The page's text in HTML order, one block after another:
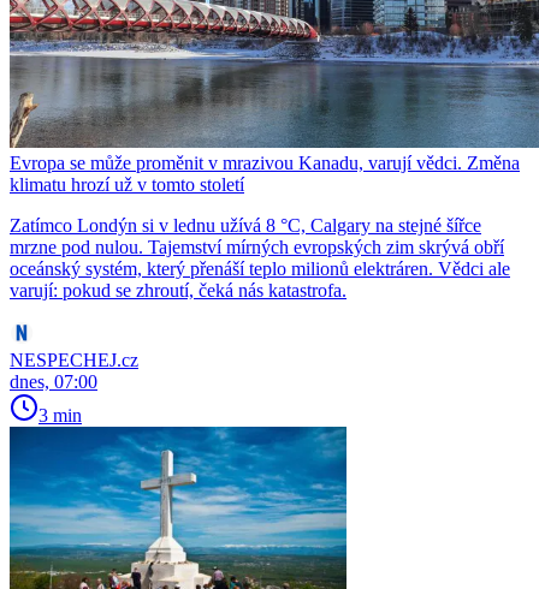
Evropa se může proměnit v mrazivou Kanadu, varují vědci. Změna
klimatu hrozí už v tomto století
Zatímco Londýn si v lednu užívá 8 °C, Calgary na stejné šířce
mrzne pod nulou. Tajemství mírných evropských zim skrývá obří
oceánský systém, který přenáší teplo milionů elektráren. Vědci ale
varují: pokud se zhroutí, čeká nás katastrofa.
NESPECHEJ.cz
dnes, 07:00
3 min